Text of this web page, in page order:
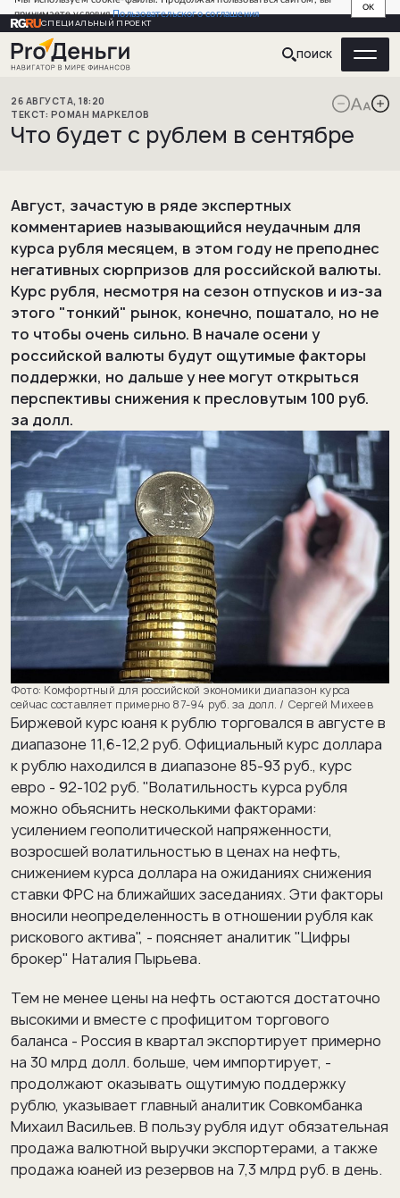
принимаете условияПользовательского соглашения
OK
СПЕЦИАЛЬНЫЙ ПРОЕКТ
ПОИСК
26 АВГУСТА, 18:20
РОМАН МАРКЕЛОВ
Что будет с рублем в сентябре
Август, зачастую в ряде экспертных
комментариев называющийся неудачным для
курса рубля месяцем, в этом году не преподнес
негативных сюрпризов для российской валюты.
Курс рубля, несмотря на сезон отпусков и из-за
этого "тонкий" рынок, конечно, пошатало, но не
то чтобы очень сильно. В начале осени у
российской валюты будут ощутимые факторы
поддержки, но дальше у нее могут открыться
перспективы снижения к пресловутым 100 руб.
за долл.
Комфортный для российской экономики диапазон курса
сейчас составляет примерно 87-94 руб. за долл. / Сергей Михеев
Биржевой курс юаня к рублю торговался в августе в
диапазоне 11,6-12,2 руб. Официальный курс доллара
к рублю находился в диапазоне 85-93 руб., курс
евро - 92-102 руб. "Волатильность курса рубля
можно объяснить несколькими факторами:
усилением геополитической напряженности,
возросшей волатильностью в ценах на нефть,
снижением курса доллара на ожиданиях снижения
ставки ФРС на ближайших заседаниях. Эти факторы
вносили неопределенность в отношении рубля как
рискового актива", - поясняет аналитик "Цифры
брокер" Наталия Пырьева.
Тем не менее цены на нефть остаются достаточно
высокими и вместе с профицитом торгового
баланса - Россия в квартал экспортирует примерно
на 30 млрд долл. больше, чем импортирует, -
продолжают оказывать ощутимую поддержку
рублю, указывает главный аналитик Совкомбанка
Михаил Васильев. В пользу рубля идут обязательная
продажа валютной выручки экспортерами, а также
продажа юаней из резервов на 7,3 млрд руб. в день.